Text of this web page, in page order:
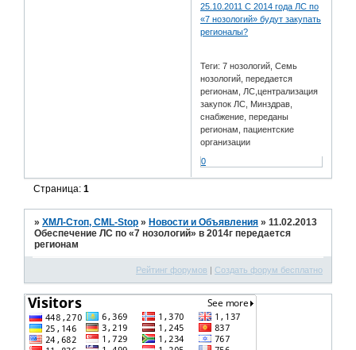
25.10.2011 С 2014 года ЛС по
«7 нозологий» будут закупать
регионалы?
Теги: 7 нозологий, Семь
нозологий, передается
регионам, ЛС,централизация
закупок ЛС, Минздрав,
снабжение, переданы
регионам, пациентские
организации
0
Страница:1
»ХМЛ-Стоп, CML-Stop » Новости и Объявления »11.02.2013
Обеспечение ЛС по «7 нозологий» в 2014г передается
регионам
Рейтинг форумов | Создать форум бесплатно